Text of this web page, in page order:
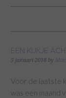
EEN KIJKJE
5 januari 2018 by
Voor de laatste
was een maand